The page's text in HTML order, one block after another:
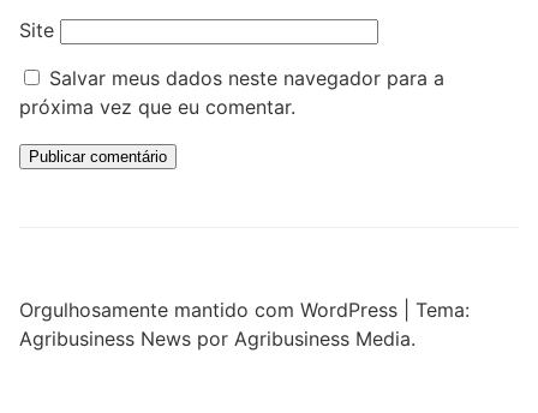
Site
Salvar meus dados neste navegador para a
próxima vez que eu comentar.
Orgulhosamente mantido com WordPress
Tema:
Agribusiness News por Agribusiness Media.